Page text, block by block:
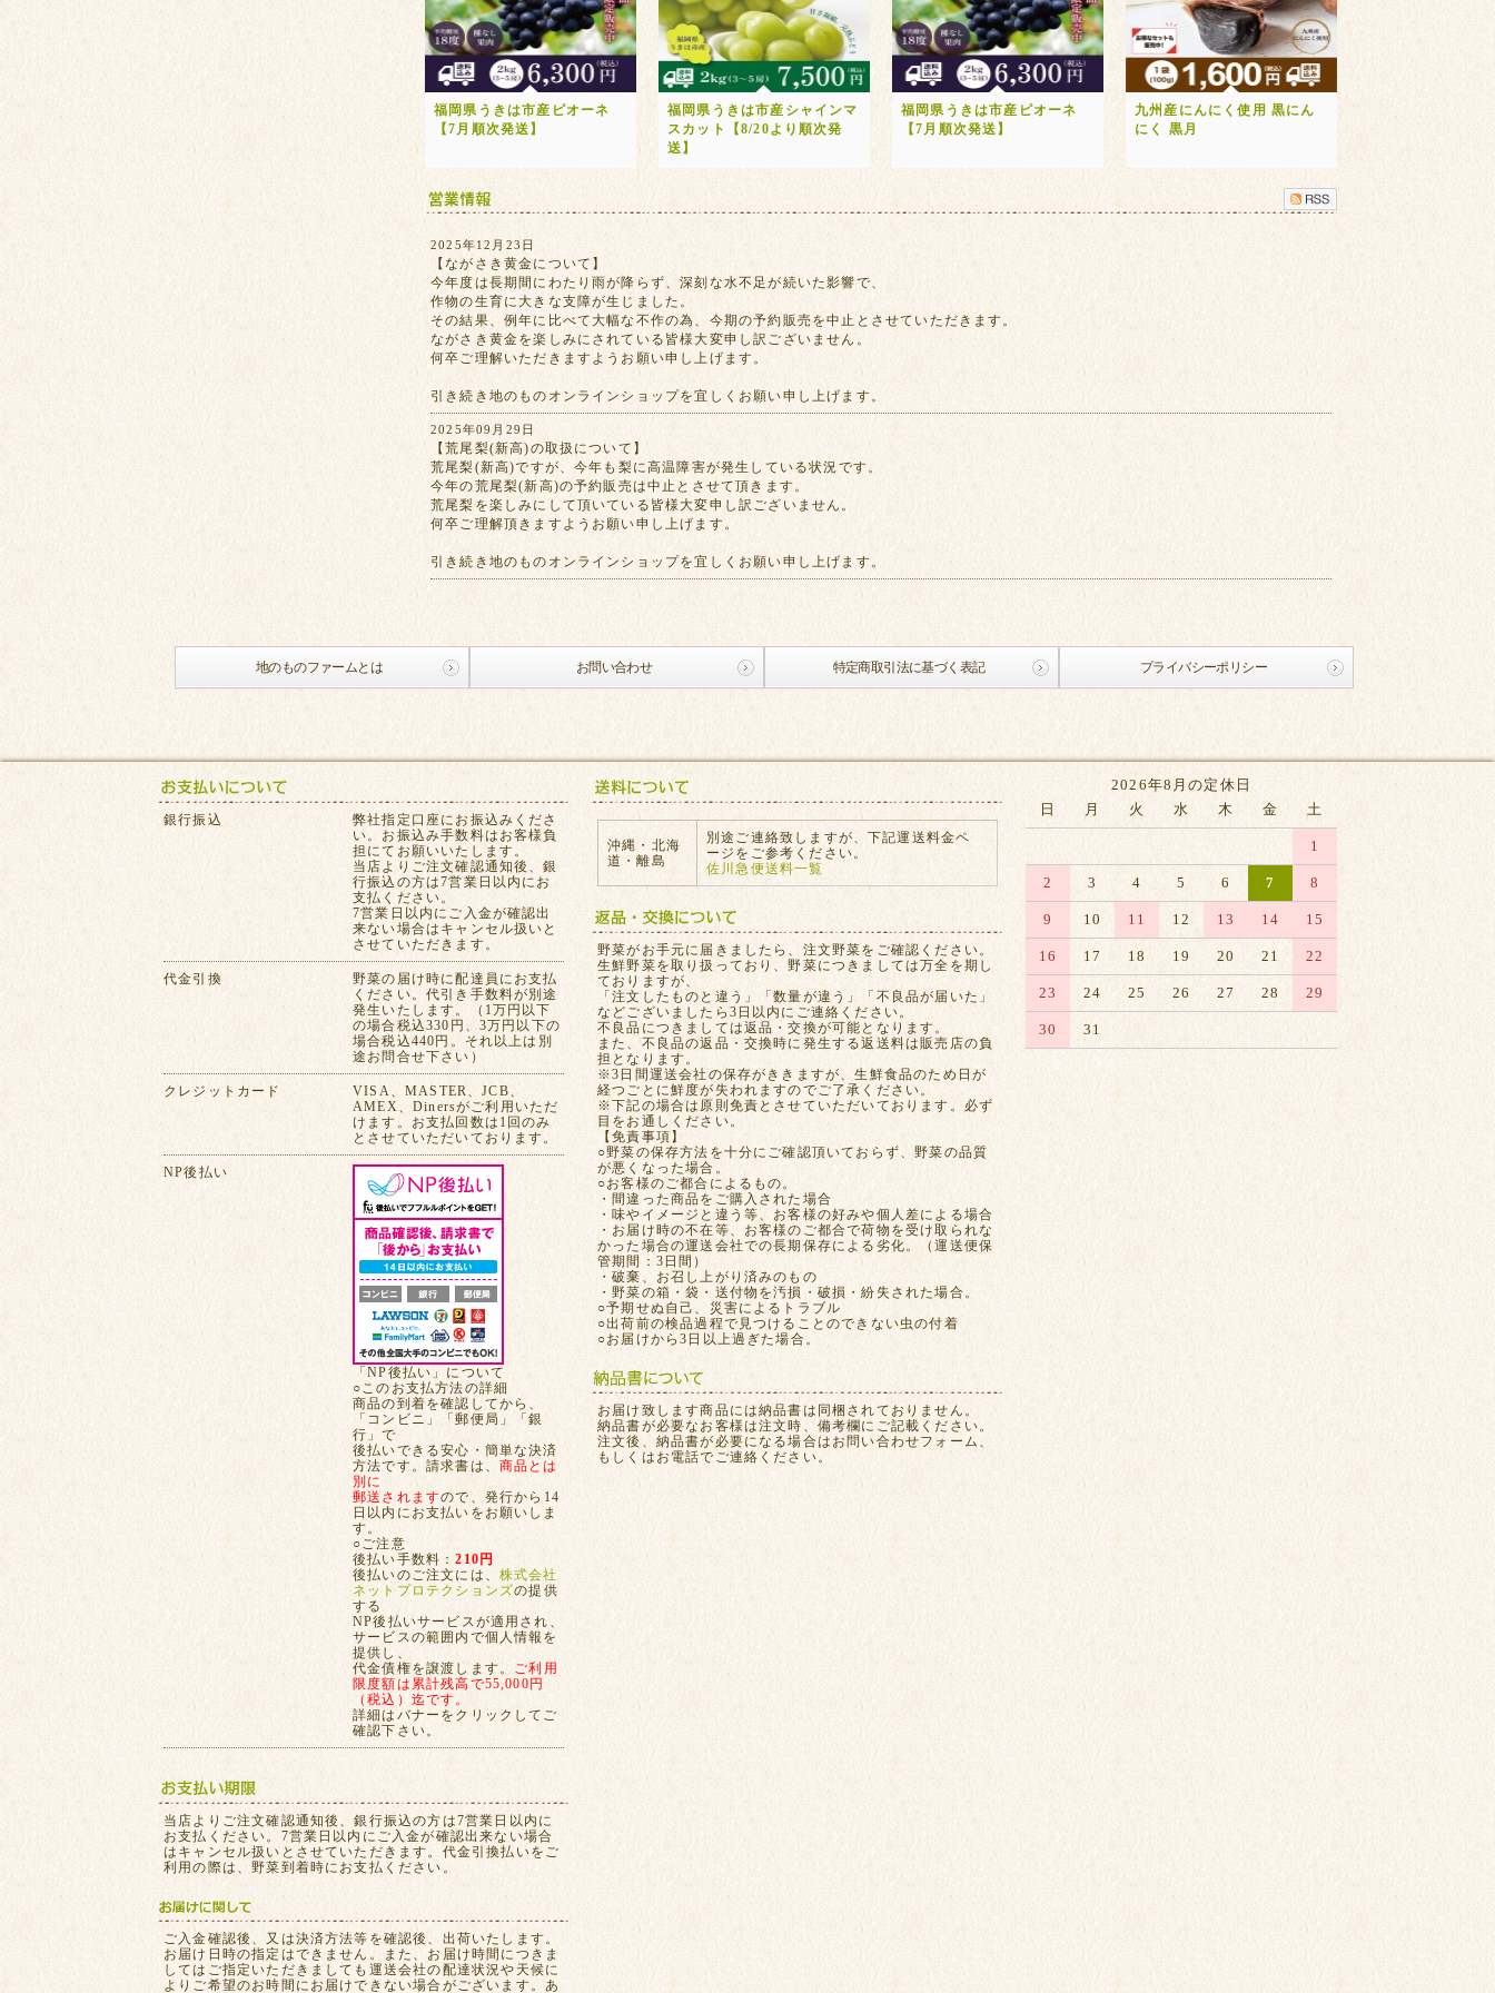
福岡県うきは市産ピオーネ
【7月順次発送】
福岡県うきは市産シャインマ
スカット【8/20より順次発
送】
福岡県うきは市産ピオーネ
【7月順次発送】
九州産にんにく使用 黒にん
にく 黒月
2025年12月23日
【ながさき黄金について】
今年度は長期間にわたり雨が降らず、深刻な水不足が続いた影響で、
作物の生育に大きな支障が生じました。
その結果、例年に比べて大幅な不作の為、今期の予約販売を中止とさせていただきます。
ながさき黄金を楽しみにされている皆様大変申し訳ございません。
何卒ご理解いただきますようお願い申し上げます。
引き続き地のものオンラインショップを宜しくお願い申し上げます。
2025年09月29日
【荒尾梨(新高)の取扱について】
荒尾梨(新高)ですが、今年も梨に高温障害が発生している状況です。
今年の荒尾梨(新高)の予約販売は中止とさせて頂きます。
荒尾梨を楽しみにして頂いている皆様大変申し訳ございません。
何卒ご理解頂きますようお願い申し上げます。
引き続き地のものオンラインショップを宜しくお願い申し上げます。
地のものファームとは お問い合わせ 特定商取引法に基づく表記 プライバシーポリシー
2026年8月の定休日
日
月 火 水 木 金 土
1
2 3 4 5 6 7 8
9 10 11 12 13 14 15
16 17 18 19 20 21 22
23 24 25 26 27 28 29
30 31
銀行振込
弊社指定口座にお振込みくださ
い。お振込み手数料はお客様負
担にてお願いいたします。
当店よりご注文確認通知後、銀
行振込の方は7営業日以内にお
支払ください。
7営業日以内にご入金が確認出
来ない場合はキャンセル扱いと
させていただきます。
代金引換
野菜の届け時に配達員にお支払
ください。代引き手数料が別途
発生いたします。（1万円以下
の場合税込330円、3万円以下の
場合税込440円。それ以上は別
途お問合せ下さい）
クレジットカード
VISA、MASTER、JCB、
AMEX、Dinersがご利用いただ
けます。お支払回数は1回のみ
とさせていただいております。
NP後払い
「NP後払い」について
○このお支払方法の詳細
商品の到着を確認してから、
「コンビニ」「郵便局」「銀
行」で
後払いできる安心・簡単な決済
方法です。請求書は、 商品とは
別に
郵送されますので、発行から14
日以内にお支払いをお願いしま
す。
○ご注意
後払い手数料：210円
後払いのご注文には、 株式会社
ネットプロテクションズの提供
する
NP後払いサービスが適用され、
サービスの範囲内で個人情報を
提供し、
代金債権を譲渡します。 ご利用
限度額は累計残高で55,000円
（税込）迄です。
詳細はバナーをクリックしてご
確認下さい。
当店よりご注文確認通知後、銀行振込の方は7営業日以内に
お支払ください。7営業日以内にご入金が確認出来ない場合
はキャンセル扱いとさせていただきます。代金引換払いをご
利用の際は、野菜到着時にお支払ください。
ご入金確認後、又は決済方法等を確認後、出荷いたします。
お届け日時の指定はできません。また、お届け時間につきま
してはご指定いただきましても運送会社の配達状況や天候に
よりご希望のお時間にお届けできない場合がございます。あ
沖縄・北海
道・離島
別途ご連絡致しますが、下記運送料金ペ
ージをご参考ください。
佐川急便送料一覧
野菜がお手元に届きましたら、注文野菜をご確認ください。
生鮮野菜を取り扱っており、野菜につきましては万全を期し
ておりますが、
「注文したものと違う」「数量が違う」「不良品が届いた」
などございましたら3日以内にご連絡ください。
不良品につきましては返品・交換が可能となります。
また、不良品の返品・交換時に発生する返送料は販売店の負
担となります。
※3日間運送会社の保存がききますが、生鮮食品のため日が
経つごとに鮮度が失われますのでご了承ください。
※下記の場合は原則免責とさせていただいております。必ず
目をお通しください。
【免責事項】
○野菜の保存方法を十分にご確認頂いておらず、野菜の品質
が悪くなった場合。
○お客様のご都合によるもの。
・間違った商品をご購入された場合
・味やイメージと違う等、お客様の好みや個人差による場合
・お届け時の不在等、お客様のご都合で荷物を受け取られな
かった場合の運送会社での長期保存による劣化。（運送便保
管期間：3日間）
・破棄、お召し上がり済みのもの
・野菜の箱・袋・送付物を汚損・破損・紛失された場合。
○予期せぬ自己、災害によるトラブル
○出荷前の検品過程で見つけることのできない虫の付着
○お届けから3日以上過ぎた場合。
お届け致します商品には納品書は同梱されておりません。
納品書が必要なお客様は注文時、備考欄にご記載ください。
注文後、納品書が必要になる場合はお問い合わせフォーム、
もしくはお電話でご連絡ください。